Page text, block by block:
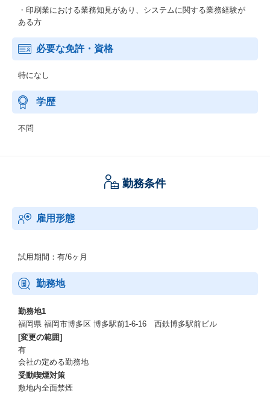
・印刷業における業務知見があり、システムに関する業務経験が
ある方
必要な免許・資格
特になし
学歴
不問
勤務条件
雇用形態
試用期間：有/6ヶ月
勤務地
勤務地1
福岡県 福岡市博多区 博多駅前1-6-16 西鉄博多駅前ビル
[変更の範囲]
有
会社の定める勤務地
受動喫煙対策
敷地内全面禁煙